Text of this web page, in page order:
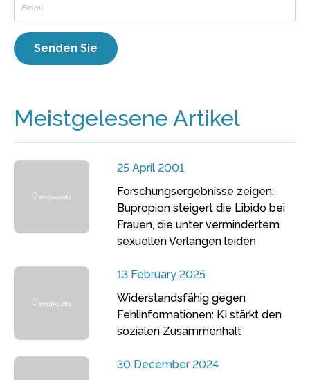
Meistgelesene Artikel
25 April 2001
Forschungsergebnisse zeigen:
Bupropion steigert die Libido bei
Frauen, die unter vermindertem
sexuellen Verlangen leiden
13 February 2025
Widerstandsfähig gegen
Fehlinformationen: KI stärkt den
sozialen Zusammenhalt
30 December 2024